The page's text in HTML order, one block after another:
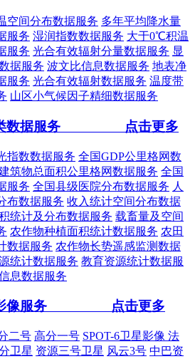
空间分布数据服务 多年平均降水量
服务 湿润指数数据服务 大于0℃积温
服务 光合有效辐射分量数据服务 显
据服务 波文比信息数据服务 地表净
服务 光合有效辐射数据服务 温度带
山区小气候因子精细数据服务
数据服务 点击更多
指数数据服务 全国GDP公里格网数
筑物总面积公里格网数据服务 全国
服务 全国县级医院分布数据服务 人
布数据服务 收入统计空间分布数据
统计及分布数据服务 载畜量及空间
农作物种植面积统计数据服务 农田
数据服务 农作物长势遥感监测数据
统计数据服务 教育资源统计数据服
息数据服务
像服务 点击更多
二号 高分一号 SPOT-6卫星影像 法
卫星 资源三号卫星 风云3号 中巴资